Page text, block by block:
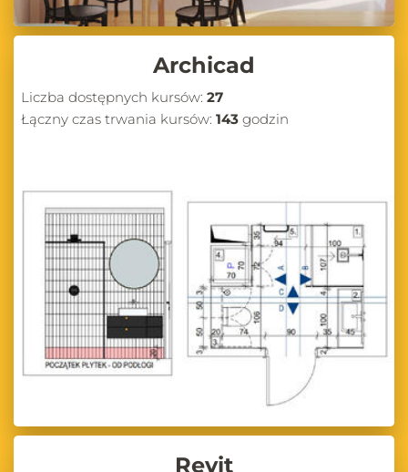
Archicad
Liczba dostępnych kursów: 27
Łączny czas trwania kursów: 143 godzin
Revit